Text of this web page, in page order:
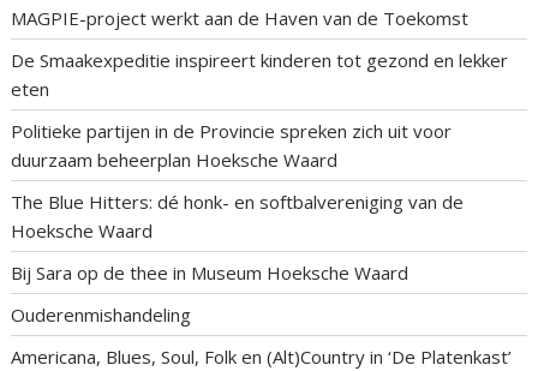
MAGPIE-project werkt aan de Haven van de Toekomst
De Smaakexpeditie inspireert kinderen tot gezond en lekker
eten
Politieke partijen in de Provincie spreken zich uit voor
duurzaam beheerplan Hoeksche Waard
The Blue Hitters: dé honk- en softbalvereniging van de
Hoeksche Waard
Bij Sara op de thee in Museum Hoeksche Waard
Ouderenmishandeling
Americana, Blues, Soul, Folk en (Alt)Country in ‘De Platenkast’